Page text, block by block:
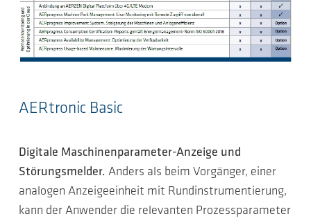
AERtronic Basic
Digitale Maschinenparameter-Anzeige und
Störungsmelder. Anders als beim Vorgänger, einer
analogen Anzeigeeinheit mit Rundinstrumentierung,
kann der Anwender die relevanten Prozessparameter